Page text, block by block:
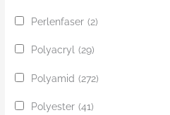
Perlenfaser (2)
Polyacryl (29)
Polyamid (272)
Polyester (41)